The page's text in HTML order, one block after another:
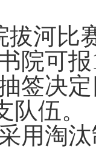
拔河比
院可报
签决
队伍。
用淘